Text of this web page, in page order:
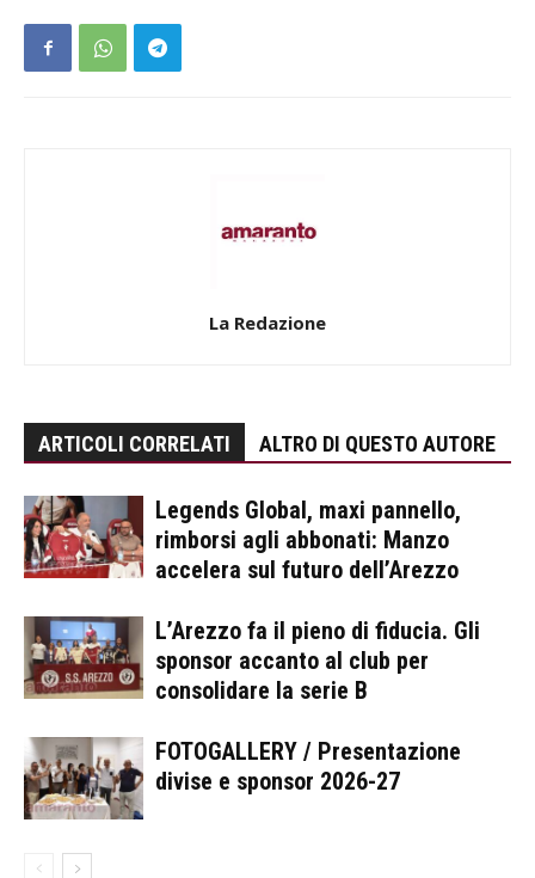
La Redazione
ARTICOLI CORRELATI ALTRO DI QUESTO AUTORE
Legends Global, maxi pannello,
rimborsi agli abbonati: Manzo
accelera sul futuro dell’Arezzo
L’Arezzo fa il pieno di fiducia. Gli
sponsor accanto al club per
consolidare la serie B
FOTOGALLERY / Presentazione
divise e sponsor 2026-27